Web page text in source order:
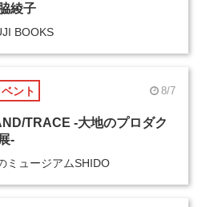
綾子
BOOKS
ント 8/7
TRACE -大地のプロダク
-
ミュージアムSHIDO